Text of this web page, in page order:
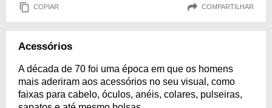
COPIAR COMPARTILHAR
Acessórios
A década de 70 foi uma época em que os homens
mais aderiram aos acessórios no seu visual, como
faixas para cabelo, óculos, anéis, colares, pulseiras,